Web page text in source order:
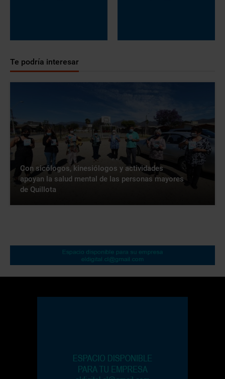
Te podría interesar
Con sicólogos, kinesiólogos y actividades
apoyan la salud mental de las personas mayores
de Quillota